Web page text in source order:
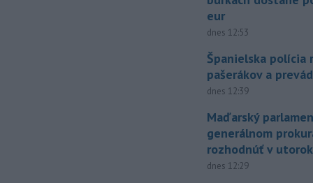
eur
dnes 12:53
Španielska polícia
pašerákov a
dnes 12:39
Maďarský
generálnom
rozhodnúť v utorok
dnes 12:29